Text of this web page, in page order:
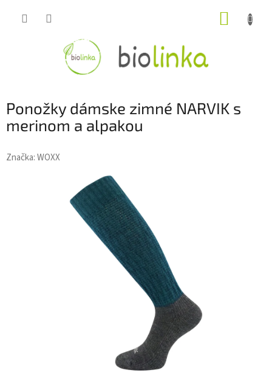
Ponožky dámske zimné NARVIK s
merinom a alpakou
Značka:WOXX